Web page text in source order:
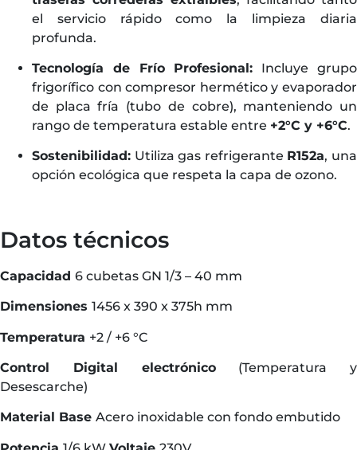
el servicio rápido como la limpieza diaria
profunda.
Tecnología de Frío Profesional: Incluye grupo
frigorífico con compresor hermético y evaporador
de placa fría (tubo de cobre), manteniendo un
rango de temperatura estable entre +2°C y +6°C.
Sostenibilidad: Utiliza gas refrigerante R152a, una
opción ecológica que respeta la capa de ozono.
Datos técnicos
Capacidad 6 cubetas GN 1/3 – 40 mm
Dimensiones 1456 x 390 x 375h mm
Temperatura +2 / +6 °C
Control Digital electrónico(Temperatura y
Desescarche)
Material Base Acero inoxidable con fondo embutido